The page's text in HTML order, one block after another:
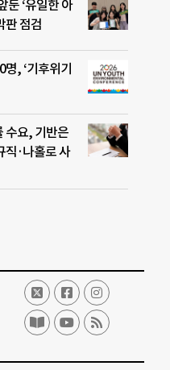
둔 ‘유일한 아
판 점검
, ‘기후위기
수요, 기반은
·나홀로 사